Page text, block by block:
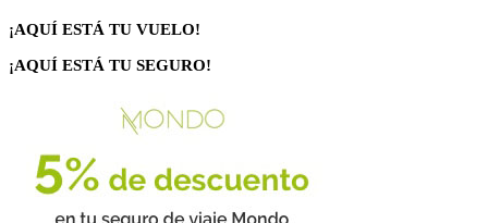
¡AQUÍ ESTÁ TU VUELO!
¡AQUÍ ESTÁ TU SEGURO!